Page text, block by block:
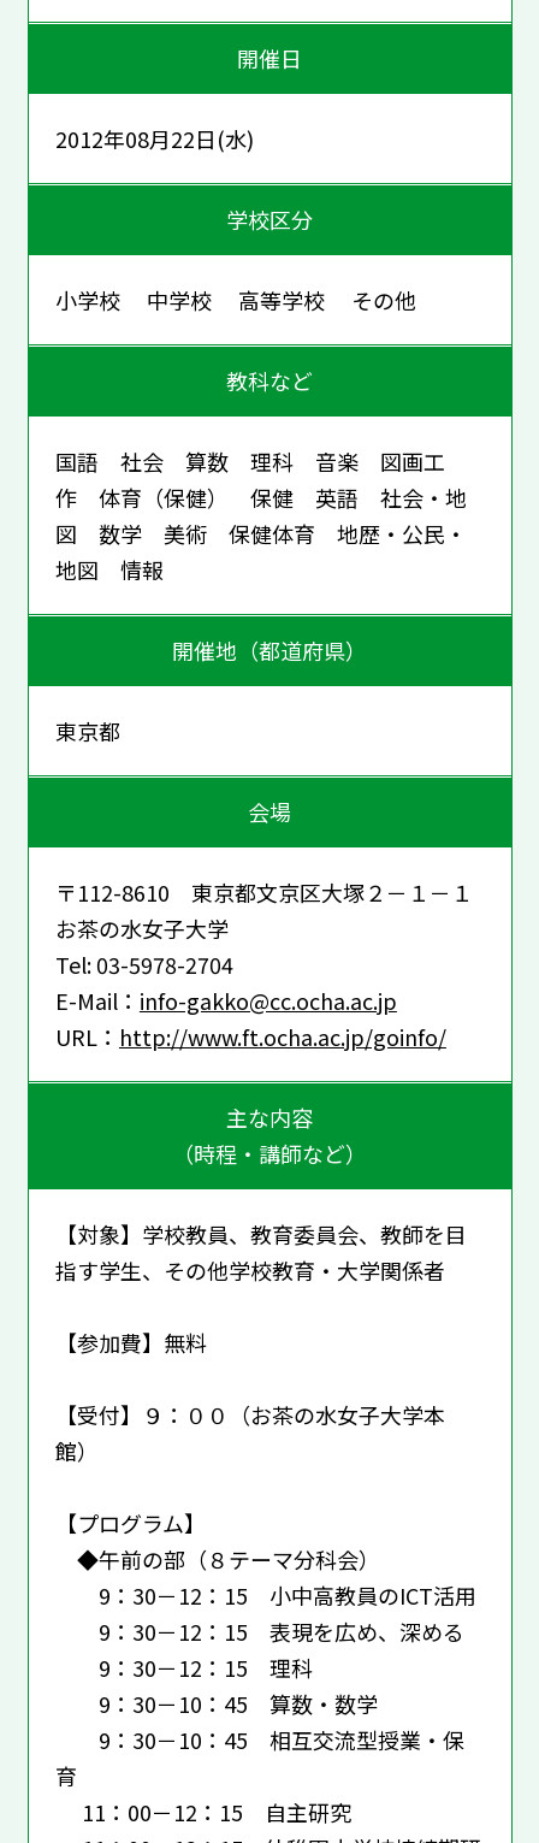
開催日
2012年08月22日(水)
学校区分
小学校 中学校 高等学校 その他
教科など
国語 社会 算数 理科 音楽 図画工
作 体育（保健） 保健 英語 社会・地
図 数学 美術 保健体育 地歴・公民・
地図 情報
開催地（都道府県）
東京都
会場
〒112-8610 東京都文京区大塚２－１－１
お茶の水女子大学
Tel: 03-5978-2704
E-Mail： info-gakko@cc.ocha.ac.jp
URL： http://www.ft.ocha.ac.jp/goinfo/
主な内容
（時程・講師など）
【対象】学校教員、教育委員会、教師を目
指す学生、その他学校教育・大学関係者
【参加費】無料
【受付】９：００（お茶の水女子大学本
館）
【プログラム】
◆午前の部（８テーマ分科会）
9：30－12：15 小中高教員のICT活用
9：30－12：15 表現を広め、深める
9：30－12：15 理科
9：30－10：45 算数・数学
9：30－10：45 相互交流型授業・保
育
11：00－12：15 自主研究